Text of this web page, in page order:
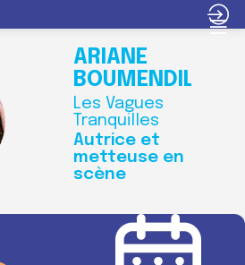
ARIANE
BOUMENDIL
Les Vagues
Tranquilles
Autrice et
metteuse en
scène